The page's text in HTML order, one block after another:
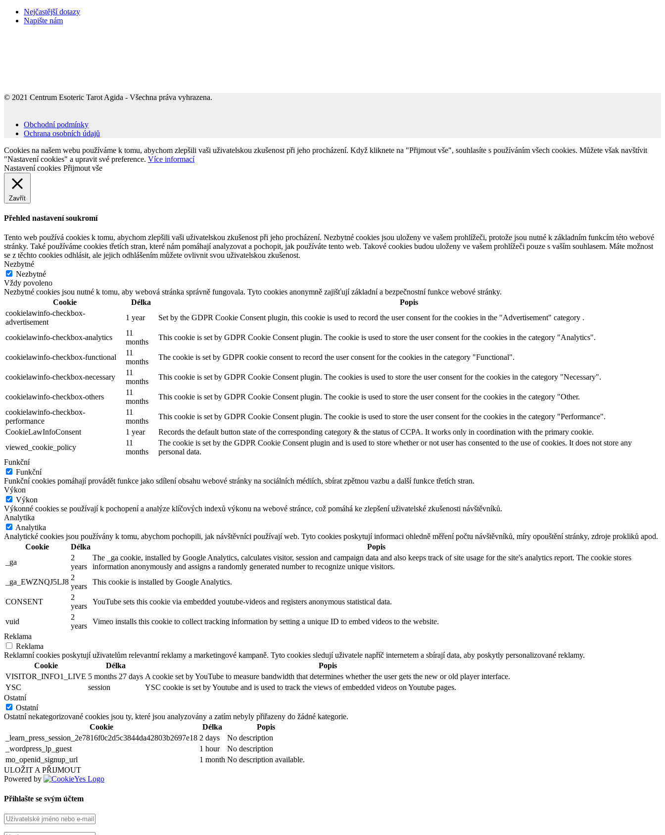
Nejčastější dotazy
Napište nám
© 2021 Centrum Esoteric Tarot Agida - Všechna práva vyhrazena.
Obchodní podmínky
Ochrana osobních údajů
Cookies na našem webu používáme k tomu, abychom zlepšili vaši uživatelskou zkušenost při jeho procházení. Když kliknete na "Přijmout vše", souhlasíte s používáním všech cookies. Můžete však navštívit
"Nastavení cookies" a upravit své preference. Více informací
Nastavení cookies Přijmout vše
Zavřít
Přehled nastavení soukromí
Tento web používá cookies k tomu, abychom zlepšili vaši uživatelskou zkušenost při jeho procházení. Nezbytné cookies jsou uloženy ve vašem prohlížeči, protože jsou nutné k základním funkcím této webové
stránky. Také používáme cookies třetích stran, které nám pomáhají analyzovat a pochopit, jak používáte tento web. Takové cookies budou uloženy ve vašem prohlížeči pouze s vaším souhlasem. Máte možnost
se z těchto cookies odhlásit, ale jejich odhlášením můžete ovlivnit svou uživatelskou zkušenost.
Nezbytné
Nezbytné
Vždy povoleno
Nezbytné cookies jsou nutné k tomu, aby webová stránka správně fungovala. Tyto cookies anonymně zajišťují základní a bezpečnostní funkce webové stránky.
Cookie
Délka
Popis
cookielawinfo-checkbox-
advertisement
1 year Set by the GDPR Cookie Consent plugin, this cookie is used to record the user consent for the cookies in the "Advertisement" category .
cookielawinfo-checkbox-analytics
11
months
This cookie is set by GDPR Cookie Consent plugin. The cookie is used to store the user consent for the cookies in the category "Analytics".
cookielawinfo-checkbox-functional
11
months
The cookie is set by GDPR cookie consent to record the user consent for the cookies in the category "Functional".
cookielawinfo-checkbox-necessary
11
months
This cookie is set by GDPR Cookie Consent plugin. The cookies is used to store the user consent for the cookies in the category "Necessary".
cookielawinfo-checkbox-others
11
months
This cookie is set by GDPR Cookie Consent plugin. The cookie is used to store the user consent for the cookies in the category "Other.
cookielawinfo-checkbox-
performance
11
months
This cookie is set by GDPR Cookie Consent plugin. The cookie is used to store the user consent for the cookies in the category "Performance".
CookieLawInfoConsent
1 year
Records the default button state of the corresponding category & the status of CCPA. It works only in coordination with the primary cookie.
viewed_cookie_policy
11
months
The cookie is set by the GDPR Cookie Consent plugin and is used to store whether or not user has consented to the use of cookies. It does not store any
personal data.
Funkční
Funkční
Funkční cookies pomáhají provádět funkce jako sdílení obsahu webové stránky na sociálních médiích, sbírat zpětnou vazbu a další funkce třetích stran.
Výkon
Výkon
Výkonné cookies se používají k pochopení a analýze klíčových indexů výkonu na webové stránce, což pomáhá ke zlepšení uživatelské zkušenosti návštěvníků.
Analytika
Analytika
Analytické cookies jsou používány k tomu, abychom pochopili, jak návštěvníci používají web. Tyto cookies poskytují informaci ohledně měření počtu návštěvníků, míry opouštění stránky, zdroje prokliků apod.
Cookie
Délka
Popis
_ga
2
years
The _ga cookie, installed by Google Analytics, calculates visitor, session and campaign data and also keeps track of site usage for the site's analytics report. The cookie stores
information anonymously and assigns a randomly generated number to recognize unique visitors.
_ga_EWZNQJ5LJ8
2
years
This cookie is installed by Google Analytics.
CONSENT
2
years
YouTube sets this cookie via embedded youtube-videos and registers anonymous statistical data.
vuid
2
years
Vimeo installs this cookie to collect tracking information by setting a unique ID to embed videos to the website.
Reklama
Reklama
Reklamní cookies poskytují uživatelům relevantní reklamy a marketingové kampaně. Tyto cookies sledují uživatele napříč internetem a sbírají data, aby poskytly personalizované reklamy.
Cookie
Délka
Popis
VISITOR_INFO1_LIVE 5 months 27 days A cookie set by YouTube to measure bandwidth that determines whether the user gets the new or old player interface.
YSC
session
YSC cookie is set by Youtube and is used to track the views of embedded videos on Youtube pages.
Ostatní
Ostatní
Ostatní nekategorizované cookies jsou ty, které jsou analyzovány a zatím nebyly přiřazeny do žádné kategorie.
Cookie
Délka
Popis
_learn_press_session_2e7816f0c2d5c3844da42803b2697e18 2 days
No description
_wordpress_lp_guest
1 hour
No description
mo_openid_signup_url
1 month No description available.
ULOŽIT A PŘIJMOUT
Powered by
Přihlašte se svým účtem